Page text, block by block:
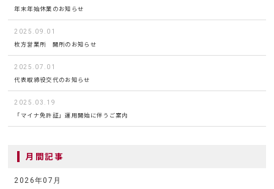
年末年始休業のお知らせ
2025.09.01
枚方営業所 開所のお知らせ
2025.07.01
代表取締役交代のお知らせ
2025.03.19
「マイナ免許証」運用開始に伴うご案内
月間記事
2026年07月